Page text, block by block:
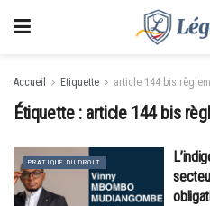
Accueil Etiquette article 144 bis
Étiquette : article 144 bis
PRATIQUE DU DROIT